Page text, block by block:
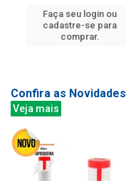
Faça seu login ou
cadastre-se para
comprar.
Confira as Novidades
Veja mais